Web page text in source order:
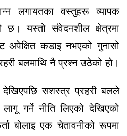
लगायतका वस्तुहरू व्यापक
यस्तो संवेदनशील क्षेत्रमा
अपेक्षित कडाइ नभएको गुनासो
बलमाथि नै प्रश्न उठेको हो।
देखिएपछि सशस्त्र प्रहरी बलले
गर्ने नीति लिएको देखिएको
बोलाइ एक चेतावनीको रूपमा